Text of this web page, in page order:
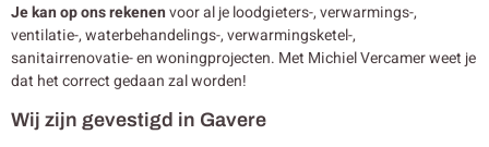
Je kan op ons rekenenvoor al je loodgieters-, verwarmings-,
ventilatie-, waterbehandelings-, verwarmingsketel-,
sanitairrenovatie- en woningprojecten. Met Michiel Vercamer weet je
dat het correct gedaan zal worden!
Wij zijn gevestigd in Gavere